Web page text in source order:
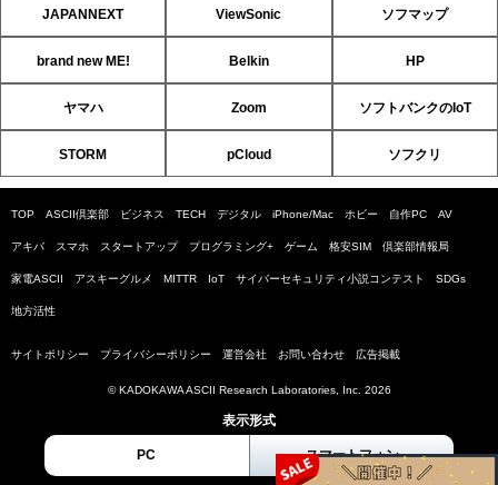
JAPANNEXT ViewSonic ソフマップ
brand new ME! Belkin HP
ヤマハ Zoom ソフトバンクのIoT
STORM pCloud ソフクリ
TOP ASCII倶楽部 ビジネス TECH デジタル iPhone/Mac ホビー 自作PC AV
アキバ スマホ スタートアップ プログラミング+ ゲーム 格安SIM 倶楽部情報局
家電ASCII アスキーグルメ MITTR IoT サイバーセキュリティ小説コンテスト SDGs
地方活性
サイトポリシー プライバシーポリシー 運営会社 お問い合わせ 広告掲載
© KADOKAWA ASCII Research Laboratories, Inc. 2026
表示形式
PC スマートフォン